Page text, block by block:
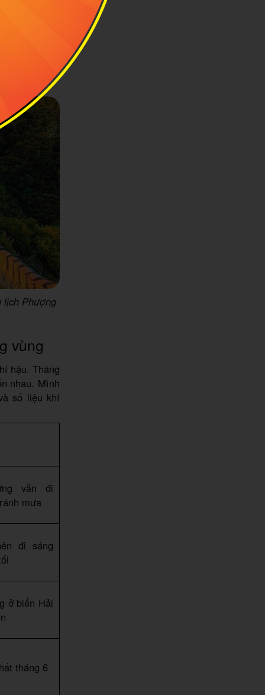
chiều.
tháng 6
lịch Phượng
vùng
hậu. Tháng
nhau. Mình
số liệu khí
vẫn đi
mưa
đi sáng
ở biển Hải
tháng 6